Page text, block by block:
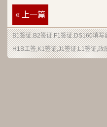
« 上一篇
B1签证.B2签证.F1签证.DS160填写
H1B工签,K1签证,J1签证,L1签证,政